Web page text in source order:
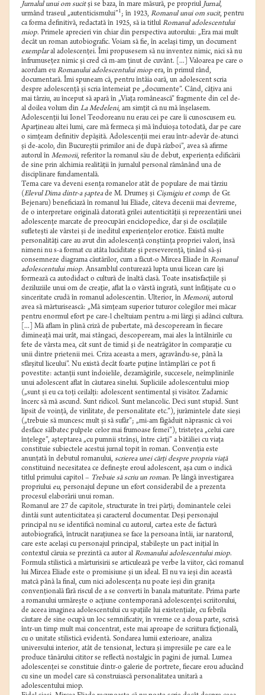
Jurnalul unui om sucitşi se baza, în mare măsură, pe propriul Jurnal,
urmând traseul „autenticismului” 1 ; în 1923, Romanul unui om sucit, pentru
ca forma definitivă, redactată în 1925, să ia titlul Romanul adolescentului
miop. Primele aprecieri vin chiar din perspectiva autorului: „Era mai mult
decât un roman autobiografic. Voiam să fie, în acelaşi timp, un document
exemplaral adolescenţei. Îmi propusesem să nu inventez nimic, nici să nu
înfrumuseţez nimic şi cred că m-am ţinut de cuvânt. [...] Valoarea pe care o
acordam eu Romanului adolescentului miop era, în primul rând,
documentară. Îmi spuneam că, pentru întâia oară, un adolescent scria
despre adolescenţă şi scria întemeiat pe „documente”. Când, câţiva ani
mai târziu, au început să apară în „Viaţa românească” fragmente din cel de-
al doilea volum din La Medeleni, am simţit că nu mă înşelasem.
Adolescenţii lui Ionel Teodoreanu nu erau cei pe care îi cunoscusem eu.
Aparţineau altei lumi, care mă fermeca şi mă înduioşa totodată, dar pe care
o simţeam definitiv depăşită. Adolescenţii mei erau într-adevăr de-atunci
şi de-acolo, din Bucureştii primilor ani de după război”, avea să afirme
autorul în Memorii, referitor la romanul său de debut, experienţa edificării
de sine prin alchimia realităţii în jurnalul personal rămânând una de
disciplinare fundamentală.
Tema care va deveni esenţa romanelor atât de populare de mai târziu
(Elevul Dima dintr-a şapteade M. Drumeş şi Cişmigiu et comp. de Gr.
Bejenaru) beneficiază în romanul lui Eliade, câteva decenii mai devreme,
de o interpretare originală datorată grilei autenticităţii şi reprezentării unei
adolescenţe marcate de preocupări enciclopedice, dar şi de oscilaţiile
sufleteşti ale vârstei şi de ineditul experienţelor erotice. Există multe
personalităţi care au avut din adolescenţă conştiinţa propriei valori, însă
nimeni nu s-a format cu atâta luciditate şi perseverenţă, ţinând să-şi
consemneze diagrama căutărilor, cum a făcut-o Mircea Eliade în Romanul
adolescentului miop. Ansamblul conturează lupta unui licean care îşi
formează ca autodidact o cultură de înaltă clasă. Toate insatisfacţiile şi
deziluziile unui om de creaţie, aflat la o vârstă ingrată, sunt înfăţişate cu o
sinceritate crudă în romanul adolescentin. Ulterior, în Memorii, autorul
avea să mărturisească: „Mă simţeam superior tuturor colegilor mei măcar
pentru enormul efort pe care-l cheltuiam pentru a-mi lărgi şi adânci cultura.
[...] Mă aflam în plină criză de pubertate, mă descopeream în fiecare
dimineaţă mai urât, mai stângaci, descopeream, mai ales la întâlnirile cu
fete de vârsta mea, cât sunt de timid şi de neatrăgător în comparaţie cu
unii dintre prietenii mei. Criza aceasta a mers, agravându-se, până la
sfârşitul liceului”. Nu există decât foarte puţine întâmplări ce pot fi
povestite: actanţii sunt îndoielile, dezamăgirile, succesele, neîmplinirile
unui adolescent aflat în căutarea sinelui. Supliciile adolescentului miop
(„sunt şi eu ca toţi ceilalţi: adolescent sentimental şi visător. Zadarnic
încerc să mă ascund. Sunt ridicol. Sunt melancolic. Deci sunt stupid. Sunt
lipsit de voinţă, de virilitate, de personalitate etc.”), jurămintele date sieşi
(„trebuie să muncesc mult şi să sufăr”; „mi-am făgăduit năprasnic că voi
desface sălbatec pulpele celor mai frumoase femei”), tristeţea „celui care
înţelege”, aşteptarea „cu pumnii strânşi, între cărţi” a bătăliei cu viaţa
constituie subiectele acestui jurnal topit în roman. Convenţia este
anunţată în debutul romanului, scrierea unei cărţi despre propria viaţă
constituind necesitatea ce defineşte eroul adolescent, aşa cum o indică
titlul primului capitol – Trebuie să scriu un roman. Pe lângă investigarea
propriului eu, personajul depune un efort considerabil de a prezenta
procesul elaborării unui roman.
Romanul are 27 de capitole, structurate în trei părţi; dominantele celei
dintâi sunt autenticitatea şi caracterul documentar. Deşi personajul
principal nu se identifică nominal cu autorul, cartea este de factură
autobiografică, întrucât naraţiunea se face la persoana întâi, iar naratorul,
care este acelaşi cu personajul principal, stabileşte un pact iniţial în
contextul căruia se prezintă ca autor al Romanului adolescentului miop.
Formula stilistică a mărturisirii se articulează pe verbe la viitor, căci romanul
lui Mircea Eliade este o promisiune şi un ideal. El nu va ieşi din această
matcă până la final, cum nici adolescenţa nu poate ieşi din graniţa
convenţională fără riscul de a se converti în banala maturitate. Prima parte
a romanului urmăreşte o acţiune contemporană adolescenţei scriitorului,
de aceea imaginea adolescentului cu spaţiile lui existenţiale, cu febrila
căutare de sine ocupă un loc semnificativ, în vreme ce a doua parte, scrisă
într-un timp mult mai concentrat, este mai aproape de scriitura ficţională,
cu o unitate stilistică evidentă. Sondarea lumii exterioare, analiza
universului interior, atât de tensionat, lectura şi impresiile pe care ea le
produce tânărului cititor se reflectă nostalgic în pagini de jurnal. Lumea
adolescenţei se constituie dintr-o galerie de portrete, fiecare erou aducând
cu sine un model care să construiască personalitatea unitară a
adolescentului miop.